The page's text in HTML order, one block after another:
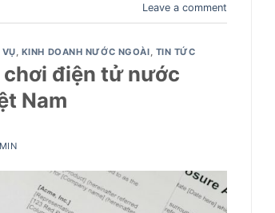
Leave a comment
VỤ KINH DOANH NƯỚC NGOÀI TIN TỨC
điện tử nước
Nam